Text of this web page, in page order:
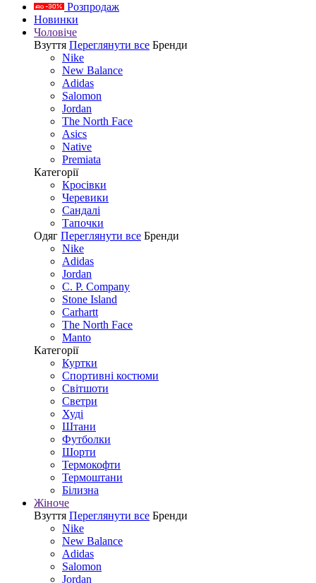
Розпродаж
Новинки
Чоловіче
Взуття Переглянути все Бренди
Nike
New Balance
Adidas
Salomon
Jordan
The North Face
Asics
Native
Premiata
Категорії
Кросівки
Черевики
Сандалі
Tапочки
Одяг Переглянути все Бренди
Nike
Adidas
Jordan
C. P. Company
Stone Island
Carhartt
The North Face
Manto
Категорії
Куртки
Спортивні костюми
Світшоти
Светри
Худі
Штани
Футболки
Шорти
Термокофти
Термоштани
Білизна
Жіноче
Взуття Переглянути все Бренди
Nike
New Balance
Adidas
Salomon
Jordan